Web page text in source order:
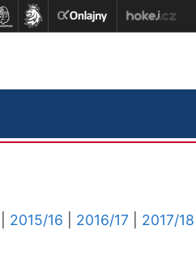
2015/16 2016/17 2017/18